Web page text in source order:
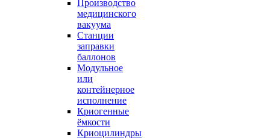
Производство
медицинского
вакуума
Станции
заправки
баллонов
Модульное
или
контейнерное
исполнение
Криогенные
ёмкости
Криоцилиндры